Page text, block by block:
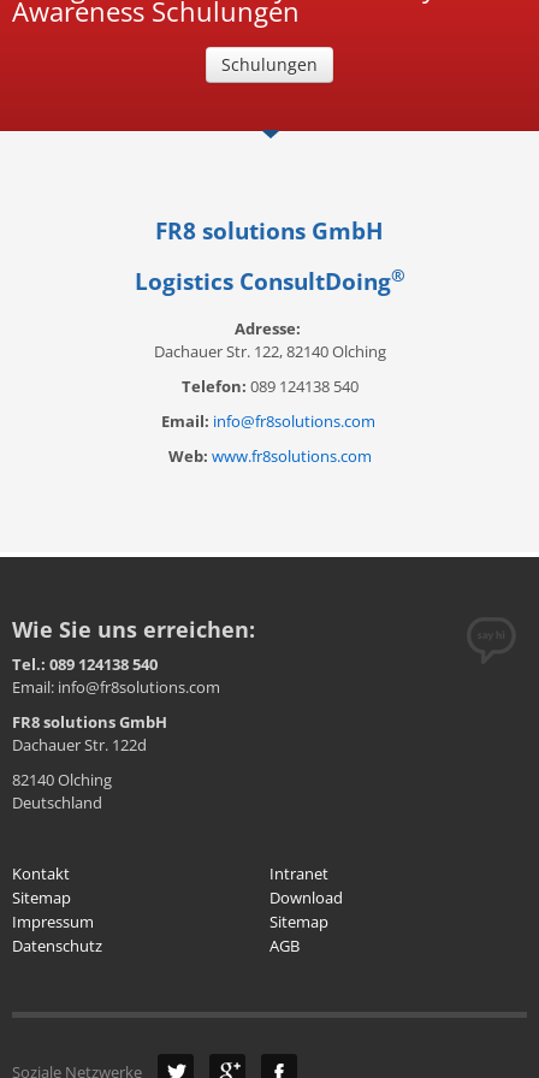
Awareness Schulungen
Schulungen
FR8 solutions GmbH
Logistics ConsultDoing®
Adresse:
Dachauer Str. 122, 82140 Olching
Telefon: 089 124138 540
Email: info@fr8solutions.com
Web: www.fr8solutions.com
Wie Sie uns erreichen:
Tel.: 089 124138 540
Email: info@fr8solutions.com
FR8 solutions GmbH
Dachauer Str. 122d
82140 Olching
Deutschland
Kontakt
Intranet
Sitemap
Download
Impressum
Sitemap
Datenschutz
AGB
Soziale Netzwerke